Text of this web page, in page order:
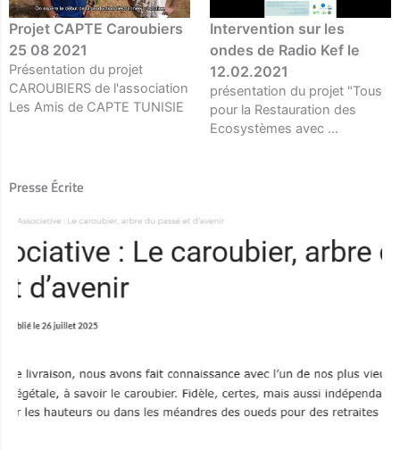
Projet CAPTE Caroubiers
25 08 2021
Présentation du projet
CAROUBIERS de l'association
Les Amis de CAPTE TUNISIE
Intervention sur les
ondes de Radio Kef le
12.02.2021
présentation du projet "Tous
pour la Restauration des
Ecosystèmes avec ...
Presse Écrite